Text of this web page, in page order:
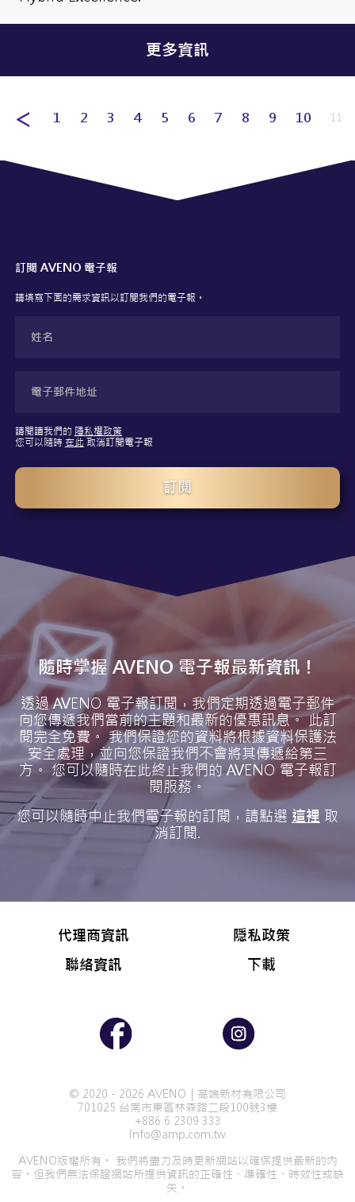
更多資訊
1 2 3 4 5 6 7 8 9 10 11
訂閱 AVENO 電子報
請填寫下面的需求資訊以訂閱我們的電子報。
請閱讀我們的 隱私權政策
您可以隨時 在此取消訂閱電子報
訂閱
隨時掌握 AVENO 電子報最新資訊！
透過 AVENO 電子報訂閱，我們定期透過電子郵件
向您傳遞我們當前的主題和最新的優惠訊息。 此訂
閱完全免費。 我們保證您的資料將根據資料保護法
安全處理，並向您保證我們不會將其傳遞給第三
方。 您可以隨時在此終止我們的 AVENO 電子報訂
閱服務。
您可以隨時中止我們電子報的訂閱，請點選 這裡 取
消訂閱.
代理商資訊
隱私政策
聯絡資訊
下載
© 2020 - 2026 AVENO｜高端新材有限公司
701025 台南市東區林森路二段100號3樓
+886 6 2309 333
info@amp.com.tw
AVENO版權所有。 我們將盡力及時更新網站以確保提供最新的內
容。但我們無法保證網站所提供資訊的正確性、準確性、時效性或缺
失。